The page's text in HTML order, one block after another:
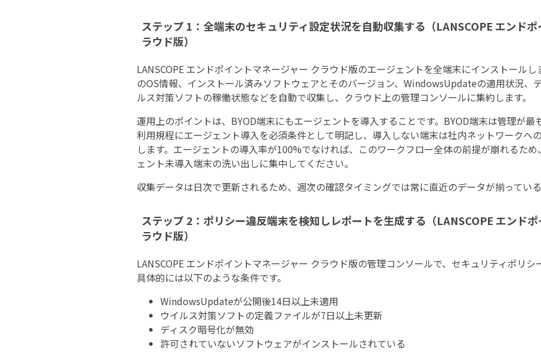
ステップ 1：全端末のセキュリティ設定状況を自動収集する（LANSCOPE エンド
ラウド版）
LANSCOPE エンドポイントマネージャー クラウド版のエージェントを全端末にインストール
のOS情報、インストール済みソフトウェアとそのバージョン、WindowsUpdateの適用状況、
ルス対策ソフトの稼働状態などを自動で収集し、クラウド上の管理コンソールに集約します。
運用上のポイントは、BYOD端末にもエージェントを導入することです。BYOD端末は管理が最
利用規程にエージェント導入を必須条件として明記し、導入しない端末は社内ネットワークへ
します。エージェントの導入率が100%でなければ、このワークフロー全体の前提が崩れるた
ェント未導入端末の洗い出しに集中してください。
収集データは日次で更新されるため、週次の確認タイミングでは常に直近のデータが揃っている
ステップ 2：ポリシー違反端末を検知しレポートを生成する（LANSCOPE エンド
ラウド版）
LANSCOPE エンドポイントマネージャー クラウド版の管理コンソールで、セキュリティポリシ
具体的には以下のような条件です。
WindowsUpdateが公開後14日以上未適用
ウイルス対策ソフトの定義ファイルが7日以上未更新
ディスク暗号化が無効
許可されていないソフトウェアがインストールされている